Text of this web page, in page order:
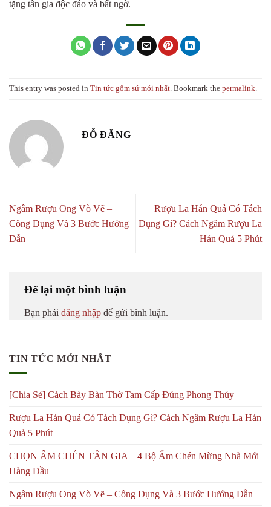
tặng tân gia độc đáo và bất ngờ.
This entry was posted in Tin tức gốm sứ mới nhất. Bookmark the permalink.
ĐỖ ĐĂNG
Ngâm Rượu Ong Vò Vẽ –
Công Dụng Và 3 Bước Hướng
Dẫn
Rượu La Hán Quả Có Tách
Dụng Gì? Cách Ngâm Rượu La
Hán Quả 5 Phút
Để lại một bình luận
Bạn phải đăng nhập để gửi bình luận.
TIN TỨC MỚI NHẤT
[Chia Sẻ] Cách Bày Bàn Thờ Tam Cấp Đúng Phong Thủy
Rượu La Hán Quả Có Tách Dụng Gì? Cách Ngâm Rượu La Hán
Quả 5 Phút
CHỌN ẤM CHÉN TÂN GIA – 4 Bộ Ấm Chén Mừng Nhà Mới
Hàng Đầu
Ngâm Rượu Ong Vò Vẽ – Công Dụng Và 3 Bước Hướng Dẫn